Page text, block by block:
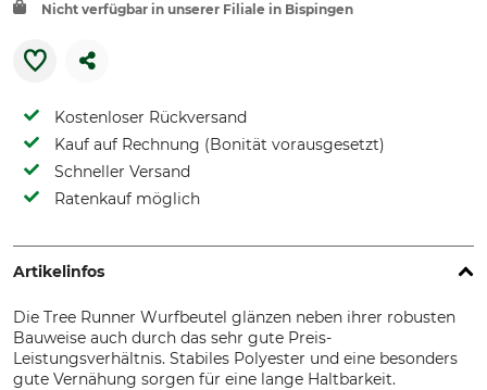
Nicht verfügbar in unserer Filiale in Bispingen
Kostenloser Rückversand
Kauf auf Rechnung (Bonität vorausgesetzt)
Schneller Versand
Ratenkauf möglich
Artikelinfos
Die Tree Runner Wurfbeutel glänzen neben ihrer robusten
Bauweise auch durch das sehr gute Preis-
Leistungsverhältnis. Stabiles Polyester und eine besonders
gute Vernähung sorgen für eine lange Haltbarkeit.